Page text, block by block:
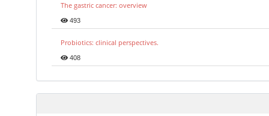
The gastric cancer: overview
493
Probiotics: clinical perspectives.
408